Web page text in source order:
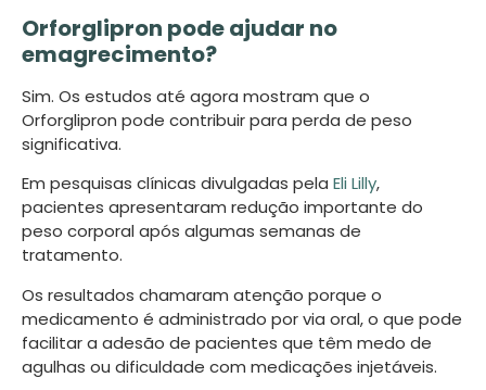
Orforglipron pode ajudar no
emagrecimento?
Sim. Os estudos até agora mostram que o
Orforglipron pode contribuir para perda de peso
significativa.
Em pesquisas clínicas divulgadas pela Eli Lilly,
pacientes apresentaram redução importante do
peso corporal após algumas semanas de
tratamento.
Os resultados chamaram atenção porque o
medicamento é administrado por via oral, o que pode
facilitar a adesão de pacientes que têm medo de
agulhas ou dificuldade com medicações injetáveis.